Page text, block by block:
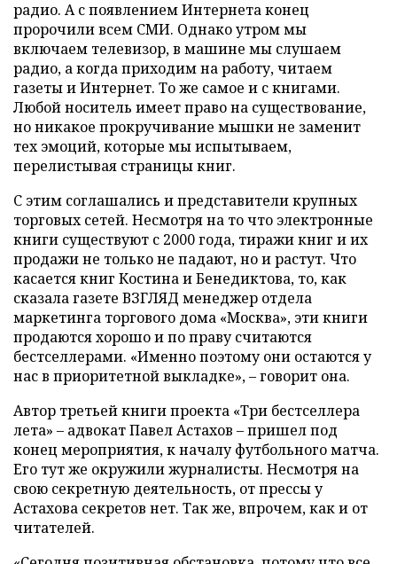
радио. А с появлением Интернета конец
пророчили всем СМИ. Однако утром мы
включаем телевизор, в машине мы слушаем
радио, а когда приходим на работу, читаем
газеты и Интернет. То же самое и с книгами.
Любой носитель имеет право на существование,
но никакое прокручивание мышки не заменит
тех эмоций, которые мы испытываем,
перелистывая страницы книг.
С этим соглашались и представители крупных
торговых сетей. Несмотря на то что электронные
книги существуют с 2000 года, тиражи книг и их
продажи не только не падают, но и растут. Что
касается книг Костина и Бенедиктова, то, как
сказала газете ВЗГЛЯД менеджер отдела
маркетинга торгового дома «Москва», эти книги
продаются хорошо и по праву считаются
бестселлерами. «Именно поэтому они остаются у
нас в приоритетной выкладке», – говорит она.
Автор третьей книги проекта «Три бестселлера
лета» – адвокат Павел Астахов – пришел под
конец мероприятия, к началу футбольного матча.
Его тут же окружили журналисты. Несмотря на
свою секретную деятельность, от прессы у
Астахова секретов нет. Так же, впрочем, как и от
читателей.